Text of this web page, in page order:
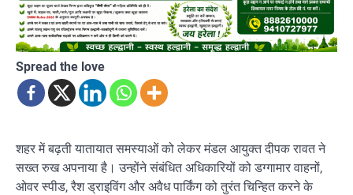
Spread the love
शहर में बढ़ती यातायात समस्याओं को लेकर मंडल आयुक्त दीपक रावत ने
सख्त रुख अपनाया है। उन्होंने संबंधित अधिकारियों को डग्गामार वाहनों,
ओवर स्पीड, रैश ड्राइविंग और अवैध पार्किंग को तुरंत चिन्हित करने के